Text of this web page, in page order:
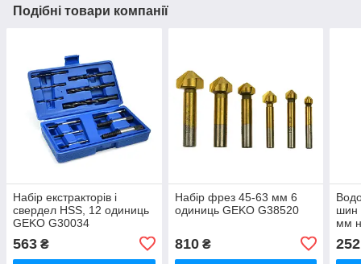
Подібні товари компанії
Набір екстракторів і
свердел HSS, 12 одиниць
GEKO G30034
563 ₴
Набір фрез 45-63 мм 6
одиниць GEKO G38520
810₴
шин
мм
252